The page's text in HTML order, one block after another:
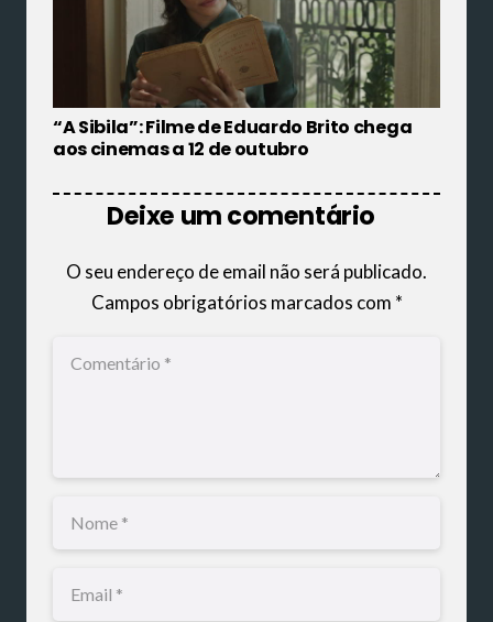
“A Sibila”: Filme de Eduardo Brito chega
aos cinemas a 12 de outubro
Deixe um comentário
O seu endereço de email não será publicado.
Campos obrigatórios marcados com *